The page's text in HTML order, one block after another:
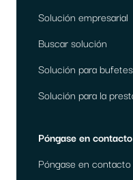
Solución empresarial
Buscar solución
Solución para
Solución para la
Póngase en
Póngase en